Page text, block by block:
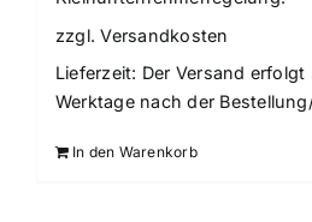
zzgl.Versandkosten
Lieferzeit: Der Versand
Werktage nach der
In den Warenkorb